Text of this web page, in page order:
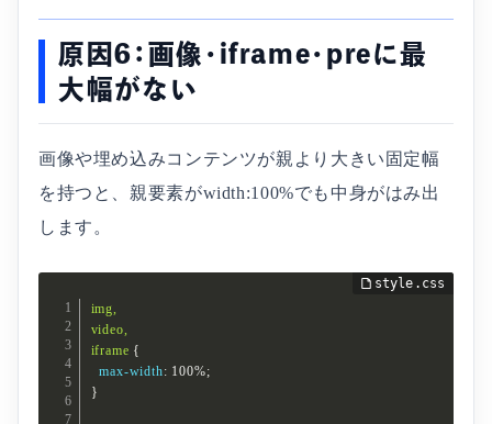
原因6：画像・iframe・preに最
大幅がない
画像や埋め込みコンテンツが親より大きい固定幅
を持つと、親要素がwidth:100%でも中身がはみ出
します。
img,
video,
iframe {
max-width: 100%;
}